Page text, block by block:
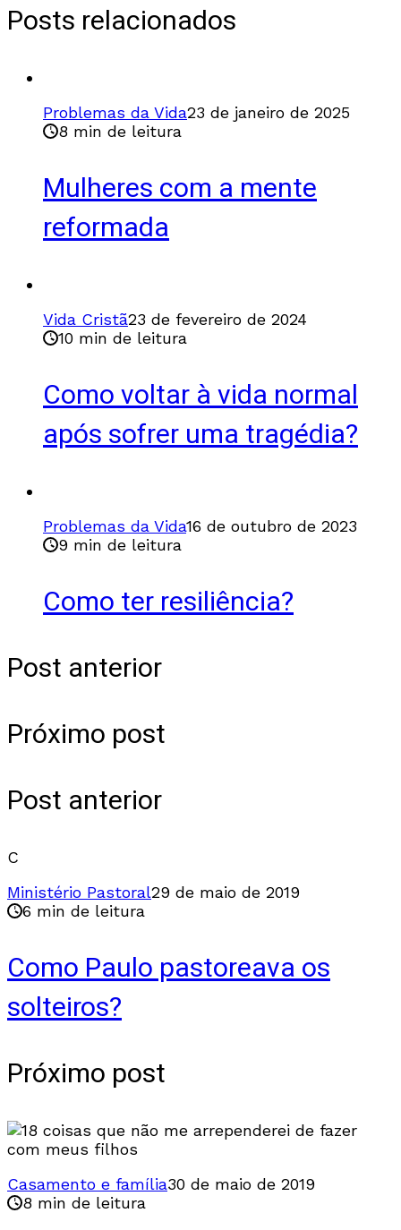
Posts relacionados
Problemas da Vida23 de janeiro de 2025
8 min de leitura
Mulheres com a mente
reformada
Vida Cristã23 de fevereiro de 2024
10 min de leitura
Como voltar à vida normal
após sofrer uma tragédia?
Problemas da Vida16 de outubro de 2023
9 min de leitura
Como ter resiliência?
Post anterior
Próximo post
Post anterior
C
Ministério Pastoral29 de maio de 2019
6 min de leitura
Como Paulo pastoreava os
solteiros?
Próximo post
Casamento e família30 de maio de 2019
8 min de leitura